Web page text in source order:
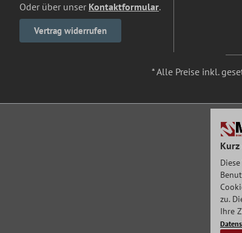
Oder über unser Kontaktformular.
Vertrag widerrufen
* Alle Preise inkl.
Kurz
zu.
Ihre